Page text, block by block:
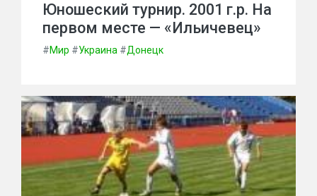
Юношеский турнир. 2001 г.р. На
первом месте — «Ильичевец»
#Мир #Украина #Донецк